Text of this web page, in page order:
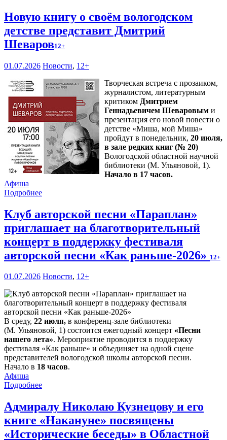
Новую книгу о своём вологодском
детстве представит Дмитрий
Шеваров12+
01.07.2026 Новости, 12+
Творческая встреча с прозаиком,
журналистом, литературным
критиком Дмитрием
Геннадьевичем Шеваровым и
презентация его новой повести о
детстве «Миша, мой Миша»
пройдут в понедельник, 20 июля,
в зале редких книг (№ 20)
Вологодской областной научной
библиотеки (М. Ульяновой, 1).
Начало в 17 часов.
Афиша
Подробнее
Клуб авторской песни «Параплан»
приглашает на благотворительный
концерт в поддержку фестиваля
авторской песни «Как раньше-2026» 12+
01.07.2026 Новости, 12+
В среду, 22 июля, в конференц-зале библиотеки
(М. Ульяновой, 1) состоится ежегодный концерт «Песни
нашего лета». Мероприятие проводится в поддержку
фестиваля «Как раньше» и объединяет на одной сцене
представителей вологодской школы авторской песни.
Начало в 18 часов.
Афиша
Подробнее
Адмиралу Николаю Кузнецову и его
книге «Накануне» посвящены
«Исторические беседы» в Областной